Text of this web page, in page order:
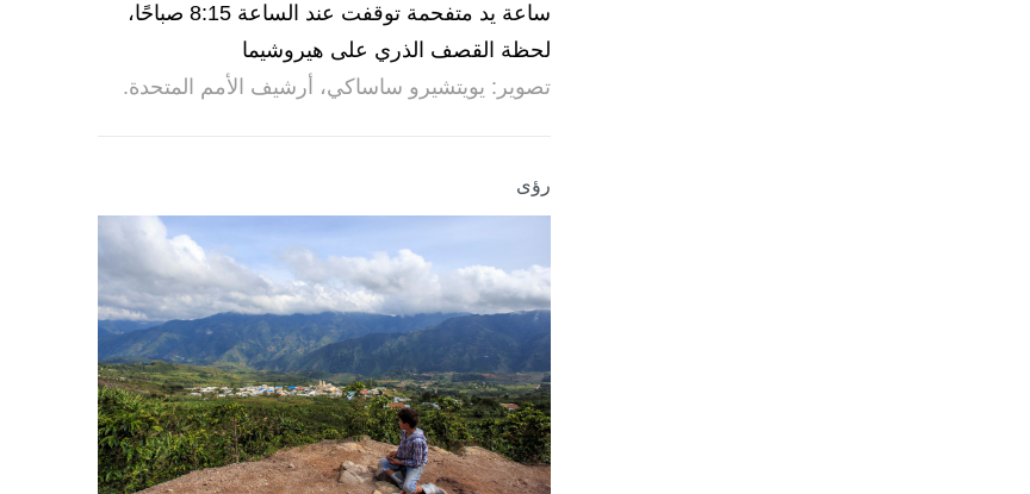
ساعة يد متفحمة توقفت عند الساعة 8:15 صباحًا،
لحظة القصف الذري على هيروشيما
تصوير: يويتشيرو ساساكي، أرشيف الأمم المتحدة.
رؤى